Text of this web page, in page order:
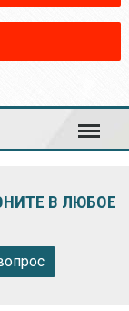
Меню
В ЛЮБОЕ